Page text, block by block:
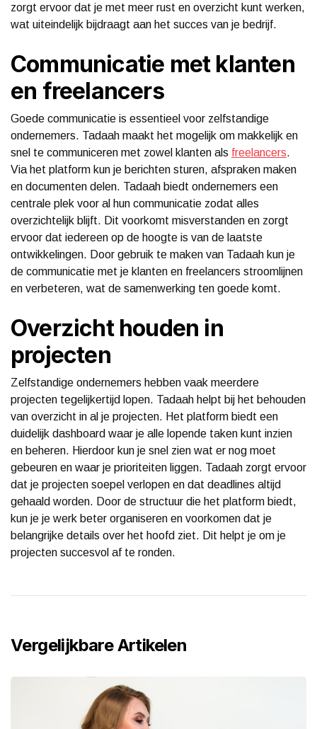
zorgt ervoor dat je met meer rust en overzicht kunt werken,
wat uiteindelijk bijdraagt aan het succes van je bedrijf.
Communicatie met klanten
en freelancers
Goede communicatie is essentieel voor zelfstandige
ondernemers. Tadaah maakt het mogelijk om makkelijk en
snel te communiceren met zowel klanten als freelancers.
Via het platform kun je berichten sturen, afspraken maken
en documenten delen. Tadaah biedt ondernemers een
centrale plek voor al hun communicatie zodat alles
overzichtelijk blijft. Dit voorkomt misverstanden en zorgt
ervoor dat iedereen op de hoogte is van de laatste
ontwikkelingen. Door gebruik te maken van Tadaah kun je
de communicatie met je klanten en freelancers stroomlijnen
en verbeteren, wat de samenwerking ten goede komt.
Overzicht houden in
projecten
Zelfstandige ondernemers hebben vaak meerdere
projecten tegelijkertijd lopen. Tadaah helpt bij het behouden
van overzicht in al je projecten. Het platform biedt een
duidelijk dashboard waar je alle lopende taken kunt inzien
en beheren. Hierdoor kun je snel zien wat er nog moet
gebeuren en waar je prioriteiten liggen. Tadaah zorgt ervoor
dat je projecten soepel verlopen en dat deadlines altijd
gehaald worden. Door de structuur die het platform biedt,
kun je je werk beter organiseren en voorkomen dat je
belangrijke details over het hoofd ziet. Dit helpt je om je
projecten succesvol af te ronden.
Vergelijkbare Artikelen